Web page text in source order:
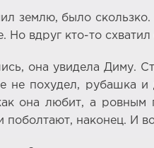
землю, было
Но вдруг кто-то
она увидела Диму.
не похудел, рубашка
она любит, а ровным
поболтают, наконец. И